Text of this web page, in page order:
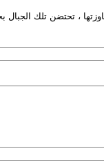
، تحتضن تلك الجبال